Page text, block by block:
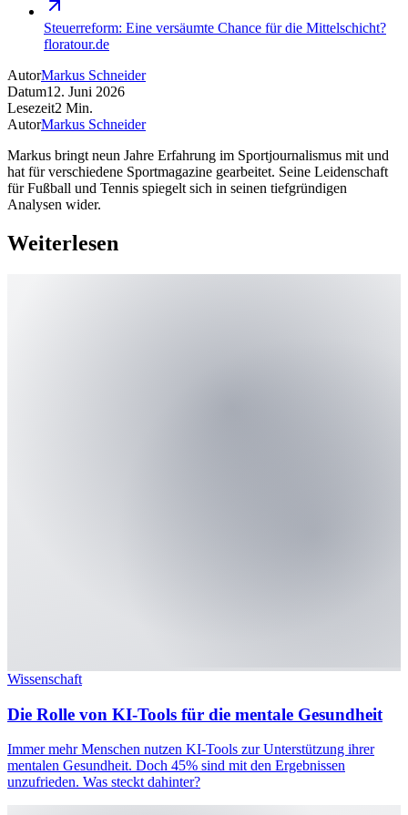
Steuerreform: Eine versäumte Chance für die Mittelschicht?
floratour.de
AutorMarkus Schneider
Datum12. Juni 2026
Lesezeit2 Min.
AutorMarkus Schneider
Markus bringt neun Jahre Erfahrung im Sportjournalismus mit und
hat für verschiedene Sportmagazine gearbeitet. Seine Leidenschaft
für Fußball und Tennis spiegelt sich in seinen tiefgründigen
Analysen wider.
Weiterlesen
Wissenschaft
Die Rolle von KI-Tools für die mentale Gesundheit
Immer mehr Menschen nutzen KI-Tools zur Unterstützung ihrer
mentalen Gesundheit. Doch 45% sind mit den Ergebnissen
unzufrieden. Was steckt dahinter?